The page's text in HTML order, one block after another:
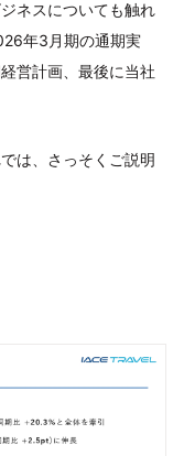
ネスについても触れ
年3月期の通期実
営計画、最後に当社
は、さっそくご説明